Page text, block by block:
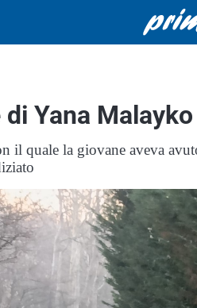
Yana Malayko
il quale la giovane aveva